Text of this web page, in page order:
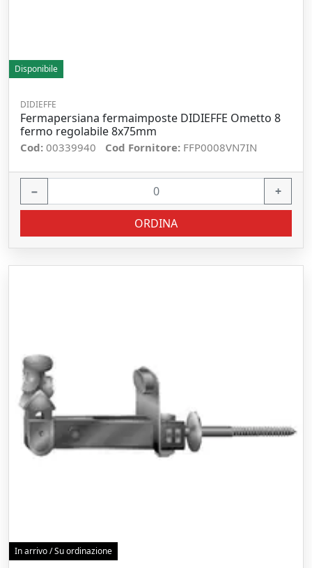
Disponibile
DIDIEFFE
Fermapersiana fermaimposte DIDIEFFE Ometto 8
fermo regolabile 8x75mm
Cod: 00339940 Cod Fornitore: FFP0008VN7IN
− +
ORDINA
In arrivo / Su ordinazione